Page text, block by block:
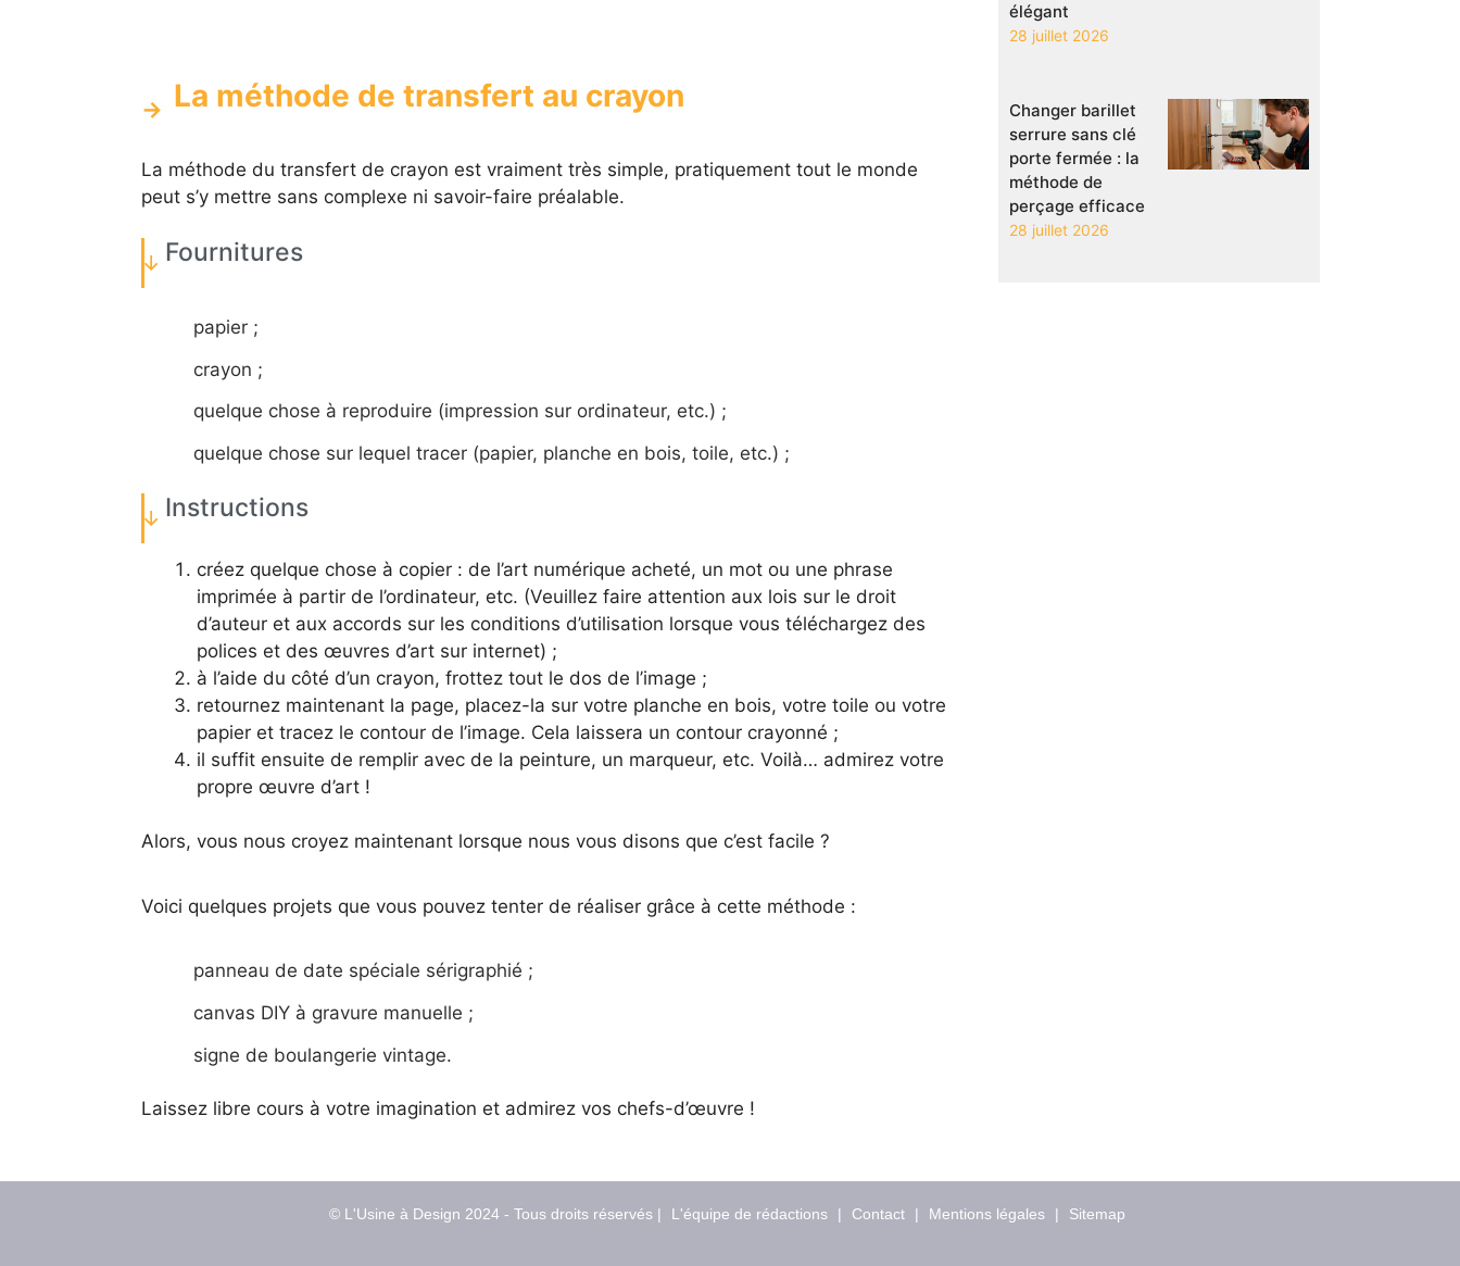
La méthode de transfert au crayon
La méthode du transfert de crayon est vraiment très simple, pratiquement tout le monde
peut s’y mettre sans complexe ni savoir-faire préalable.
Fournitures
papier ;
crayon ;
quelque chose à reproduire (impression sur ordinateur, etc.) ;
quelque chose sur lequel tracer (papier, planche en bois, toile, etc.) ;
Instructions
créez quelque chose à copier : de l’art numérique acheté, un mot ou une phrase
imprimée à partir de l’ordinateur, etc. (Veuillez faire attention aux lois sur le droit
d’auteur et aux accords sur les conditions d’utilisation lorsque vous téléchargez des
polices et des œuvres d’art sur internet) ;
à l’aide du côté d’un crayon, frottez tout le dos de l’image ;
retournez maintenant la page, placez-la sur votre planche en bois, votre toile ou votre
papier et tracez le contour de l’image. Cela laissera un contour crayonné ;
il suffit ensuite de remplir avec de la peinture, un marqueur, etc. Voilà… admirez votre
propre œuvre d’art !
Alors, vous nous croyez maintenant lorsque nous vous disons que c’est facile ?
Voici quelques projets que vous pouvez tenter de réaliser grâce à cette méthode :
panneau de date spéciale sérigraphié ;
canvas DIY à gravure manuelle ;
signe de boulangerie vintage.
Laissez libre cours à votre imagination et admirez vos chefs-d’œuvre !
élégant
28 juillet 2026
Changer barillet
serrure sans clé
porte fermée : la
méthode de
perçage efficace
28 juillet 2026
© L'Usine à Design 2024 - Tous droits réservés | L'équipe de rédactions | Contact | Mentions légales | Sitemap